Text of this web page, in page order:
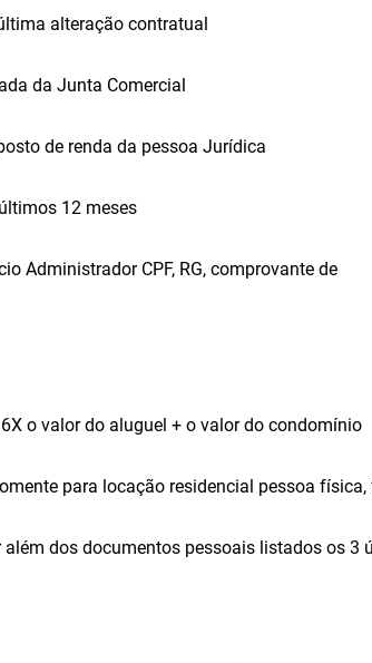
alteração contratual
da Junta Comercial
de renda da pessoa Jurídica
12 meses
Administrador CPF, RG, comprovante de
o valor do aluguel + o valor do condomínio
para locação residencial pessoa
além dos documentos pessoais listados os 3